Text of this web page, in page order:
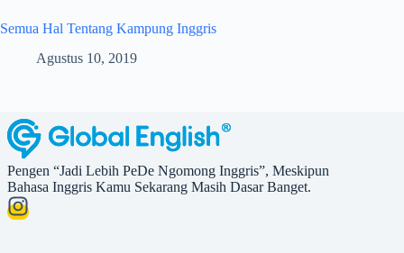
Semua Hal Tentang Kampung Inggris
Agustus 10, 2019
Pengen “Jadi Lebih PeDe Ngomong Inggris”, Meskipun
Bahasa Inggris Kamu Sekarang Masih Dasar Banget.